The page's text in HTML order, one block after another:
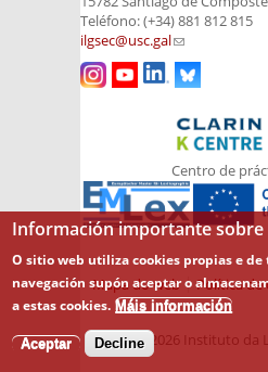
Teléfono: (+34) 881 812 815
ilgsec@usc.gal(link sends e-
Centro de
Política de
Mapa do web
© 2026 Instituto da
Información importante sobre
O sitio web utiliza cookies propias e
navegación supón aceptar o
a estas cookies. Máis información
Aceptar Decline